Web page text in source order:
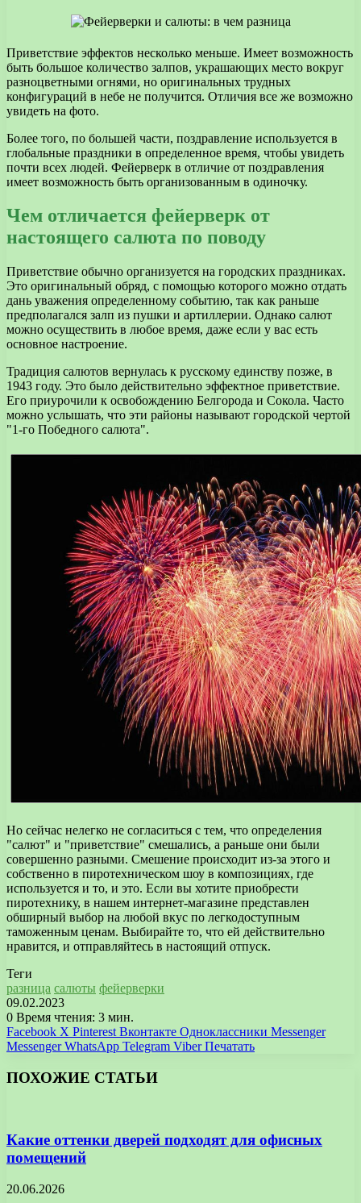
Приветствие эффектов несколько меньше. Имеет возможность
быть большое количество залпов, украшающих место вокруг
разноцветными огнями, но оригинальных трудных
конфигураций в небе не получится. Отличия все же возможно
увидеть на фото.
Более того, по большей части, поздравление используется в
глобальные праздники в определенное время, чтобы увидеть
почти всех людей. Фейерверк в отличие от поздравления
имеет возможность быть организованным в одиночку.
Чем отличается фейерверк от
настоящего салюта по поводу
Приветствие обычно организуется на городских праздниках.
Это оригинальный обряд, с помощью которого можно отдать
дань уважения определенному событию, так как раньше
предполагался залп из пушки и артиллерии. Однако салют
можно осуществить в любое время, даже если у вас есть
основное настроение.
Традиция салютов вернулась к русскому единству позже, в
1943 году. Это было действительно эффектное приветствие.
Его приурочили к освобождению Белгорода и Сокола. Часто
можно услышать, что эти районы называют городской чертой
"1-го Победного салюта".
Но сейчас нелегко не согласиться с тем, что определения
"салют" и "приветствие" смешались, а раньше они были
совершенно разными. Смешение происходит из-за этого и
собственно в пиротехническом шоу в композициях, где
используется и то, и это. Если вы хотите приобрести
пиротехнику, в нашем интернет-магазине представлен
обширный выбор на любой вкус по легкодоступным
таможенным ценам. Выбирайте то, что ей действительно
нравится, и отправляйтесь в настоящий отпуск.
Теги
разница салюты фейерверки
09.02.2023
0 Время чтения: 3 мин.
Facebook X Pinterest Вконтакте Одноклассники Messenger
Messenger WhatsApp Telegram Viber Печатать
ПОХОЖИЕ СТАТЬИ
Какие оттенки дверей подходят для офисных
помещений
20.06.2026